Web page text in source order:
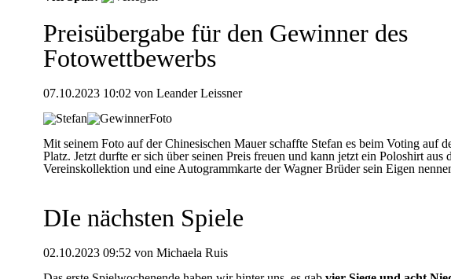
Preisübergabe für den Gewinner des
Fotowettbewerbs
07.10.2023 10:02 von Leander Leissner
Mit seinem Foto auf der Chinesischen Mauer schaffte Stefan es beim Voting auf
Platz. Jetzt durfte er sich über seinen Preis freuen und kann jetzt ein Poloshirt aus
Vereinskollektion und eine Autogrammkarte der Wagner Brüder sein Eigen
DIe nächsten Spiele
02.10.2023 09:52 von Michaela Ruis